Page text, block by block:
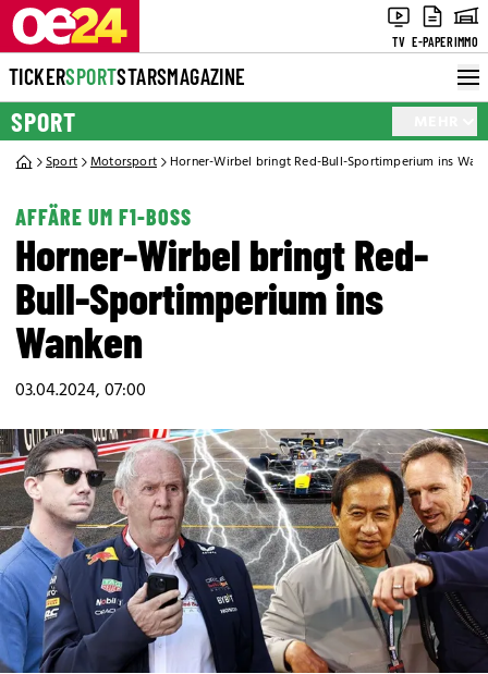
TV E-PAPERIMMO
TICKERSPORTSTARSMAGAZINE
SPORT
Sport Motorsport Horner-Wirbel bringt Red-Bull-Sportimperium ins
AFFÄRE UM F1-BOSS
Horner-Wirbel bringt Red-
Bull-Sportimperium ins
Wanken
03.04.2024, 07:00